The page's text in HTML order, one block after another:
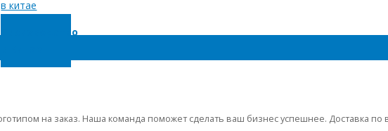
Производство
на заказ. Наша команда поможет сделать ваш бизнес успешнее. Доставка по